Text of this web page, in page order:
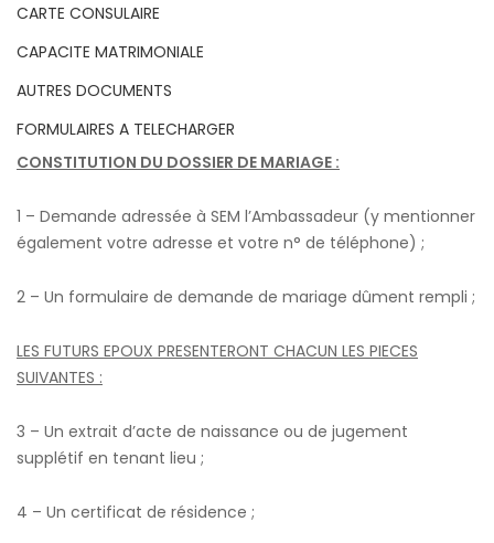
CARTE CONSULAIRE
CAPACITE MATRIMONIALE
AUTRES DOCUMENTS
FORMULAIRES A TELECHARGER
CONSTITUTION DU DOSSIER DE MARIAGE :
1 – Demande adressée à SEM l’Ambassadeur (y mentionner
également votre adresse et votre n° de téléphone) ;
2 – Un formulaire de demande de mariage dûment rempli ;
LES FUTURS EPOUX PRESENTERONT CHACUN LES PIECES
SUIVANTES :
3 – Un extrait d’acte de naissance ou de jugement
supplétif en tenant lieu ;
4 – Un certificat de résidence ;